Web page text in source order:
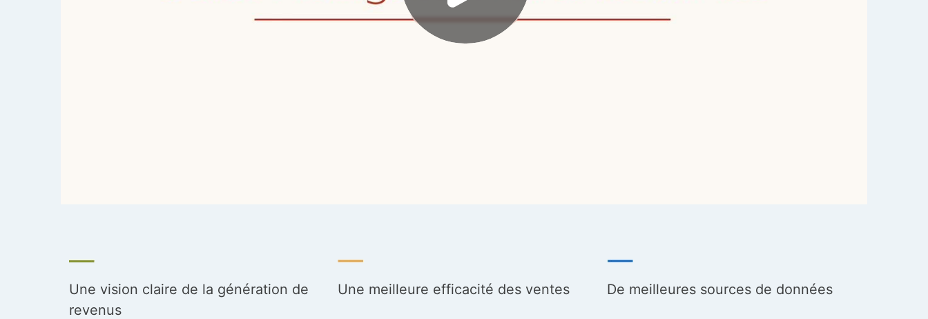
Une vision claire de la génération de
revenus
Une meilleure efficacité des ventes De meilleures sources de données